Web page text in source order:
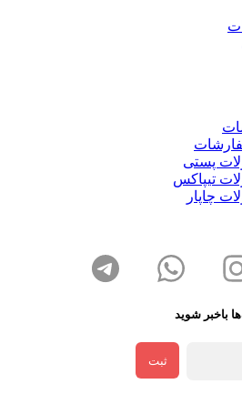
پستی
تیپاکس
چاپار
با‌خبر شوید
ثبت